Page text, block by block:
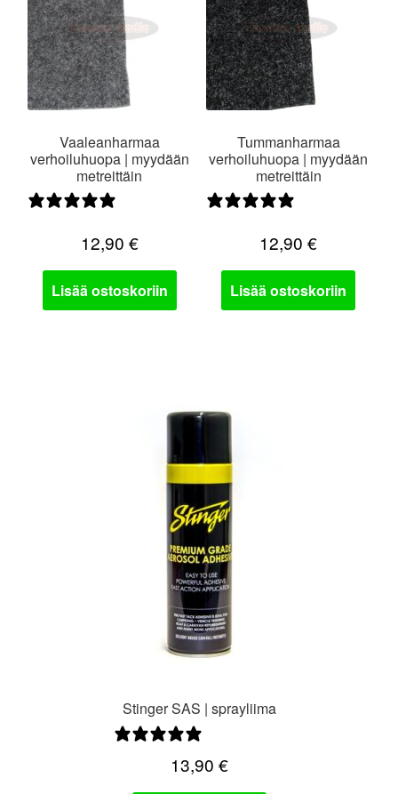
Vaaleanharmaa
verhoiluhuopa | myydään
metreittäin
12,90 €
Lisää ostoskoriin
Tummanharmaa
verhoiluhuopa | myydään
metreittäin
12,90€
Lisää ostoskoriin
Stinger SAS | sprayliima
13,90 €